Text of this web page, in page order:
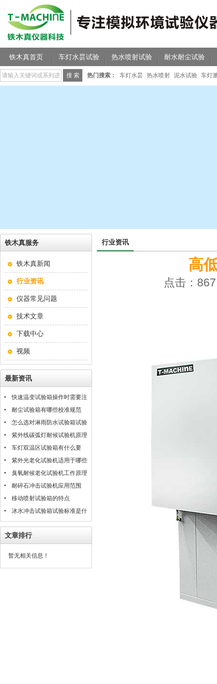
铁木真首页 车灯水昙试验 热水喷射试验 耐水耐尘试验
热门搜索： 车灯水昙 热水喷射 泥水试验 车灯
铁木真服务
铁木真新闻
行业资讯
仪器常见问题
技术文章
下载中心
视频
最新资讯
快速温变试验箱操作时需要注
意什么？
耐尘试验箱有哪些校准规范
怎么选对淋雨防水试验箱试验
条件
紫外线碳弧灯耐候试验机原理
是什么
车灯双温区试验箱有什么要
求？
紫外光老化试验机适用于哪些
材料的测试评估
臭氧耐候老化试验机工作原理
耐碎石冲击试验机应用范围
移动喷射试验箱的特点
冰水冲击试验箱试验标准是什
么？
文章排行
暂无相关信息！
行业资讯
高
点击：